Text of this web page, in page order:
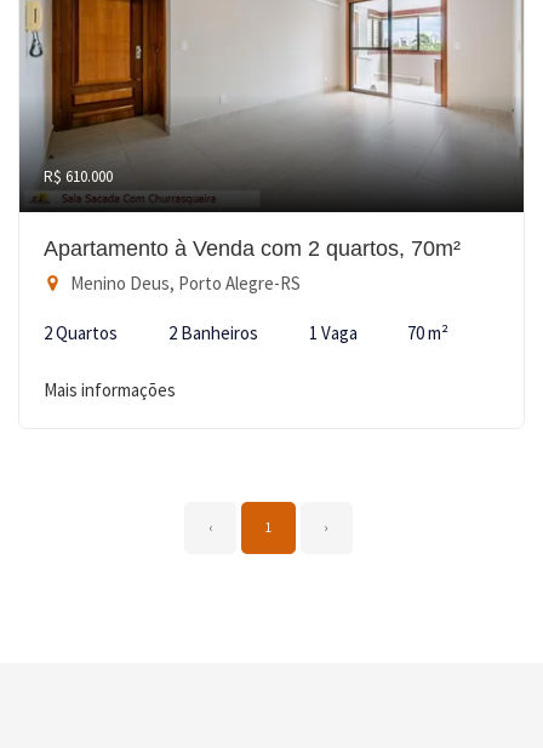
R$ 610.000
Apartamento à Venda com 2 quartos, 70m²
Menino Deus, Porto Alegre-RS
2 Quartos 2 Banheiros 1 Vaga 70 m²
Mais informações
‹ 1 ›